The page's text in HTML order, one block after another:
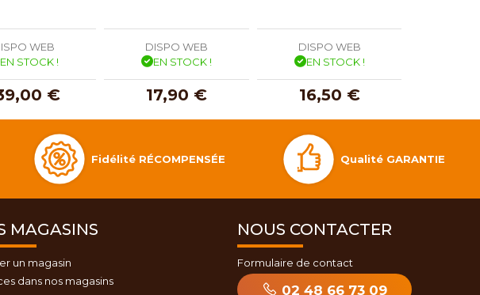
WEB
EN STOCK !
€
DISPO WEB
EN STOCK !
17,90 €
DISPO WEB
EN STOCK !
16,50 €
Fidélité RÉCOMPENSÉE Qualité GARANTIE
MAGASINS
un magasin
dans nos magasins
NOUS CONTACTER
Formulaire de contact
02 48 66 73 09